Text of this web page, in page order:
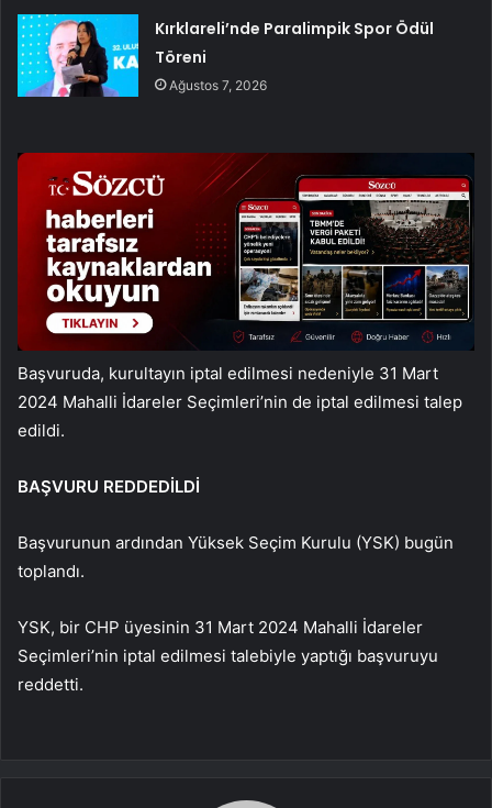
Kırklareli’nde Paralimpik Spor Ödül
Töreni
Ağustos 7, 2026
Başvuruda, kurultayın iptal edilmesi nedeniyle 31 Mart
2024 Mahalli İdareler Seçimleri’nin de iptal edilmesi talep
edildi.
BAŞVURU REDDEDİLDİ
Başvurunun ardından Yüksek Seçim Kurulu (YSK) bugün
toplandı.
YSK, bir CHP üyesinin 31 Mart 2024 Mahalli İdareler
Seçimleri’nin iptal edilmesi talebiyle yaptığı başvuruyu
reddetti.